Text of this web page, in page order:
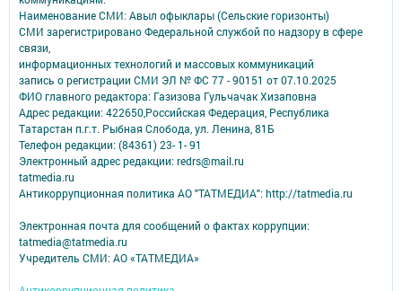
Наименование СМИ: Авыл офыклары (Сельские горизонты)
СМИ зарегистрировано Федеральной службой по надзору в сфере
связи,
информационных технологий и массовых коммуникаций
запись о регистрации СМИ ЭЛ № ФС 77 - 90151 от 07.10.2025
ФИО главного редактора: Газизова Гульчачак Хизаповна
Адрес редакции: 422650,Российская Федерация, Республика
Татарстан п.г.т. Рыбная Слобода, ул. Ленина, 81Б
Телефон редакции: (84361) 23- 1- 91
Электронный адрес редакции: redrs@mail.ru
tatmedia.ru
Антикоррупционная политика АО "ТАТМЕДИА": http://tatmedia.ru
Электронная почта для сообщений о фактах коррупции:
tatmedia@tatmedia.ru
Учредитель СМИ: АО «ТАТМЕДИА»